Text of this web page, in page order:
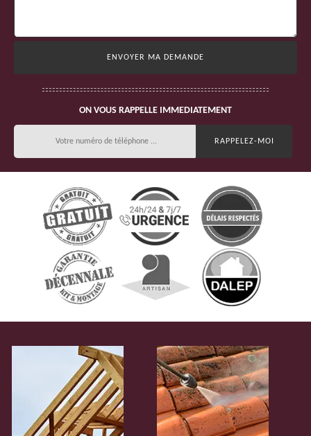
ON VOUS RAPPELLE IMMEDIATEMENT